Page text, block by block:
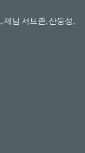
제남 서브존, 산둥성,